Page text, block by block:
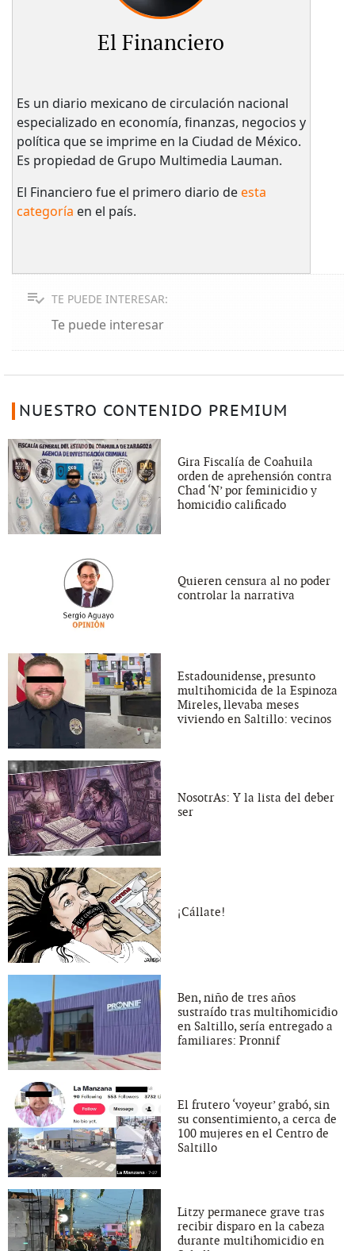
El Financiero
Es un diario mexicano de circulación nacional
especializado en economía, finanzas, negocios y
política que se imprime en la Ciudad de México.
Es propiedad de Grupo Multimedia Lauman.
El Financiero fue el primero diario deesta
categoría en el país.
TE PUEDE INTERESAR:
Te puede interesar
NUESTRO CONTENIDO PREMIUM
Gira Fiscalía de Coahuila
orden de aprehensión contra
Chad ‘N’ por feminicidio y
homicidio calificado
Quieren censura al no poder
controlar la narrativa
Estadounidense, presunto
multihomicida de la Espinoza
Mireles, llevaba meses
viviendo en Saltillo: vecinos
NosotrAs: Y la lista del deber
ser
¡Cállate!
Ben, niño de tres años
sustraído tras multihomicidio
en Saltillo, sería entregado a
familiares: Pronnif
El frutero ‘voyeur’ grabó, sin
su consentimiento, a cerca de
100 mujeres en el Centro de
Saltillo
Litzy permanece grave tras
recibir disparo en la cabeza
durante multihomicidio en